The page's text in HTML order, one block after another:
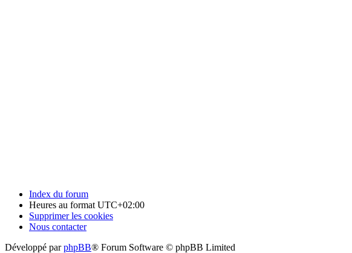
Index du forum
Heures au format UTC+02:00
Supprimer les cookies
Nous contacter
Développé parphpBB® Forum Software © phpBB Limited